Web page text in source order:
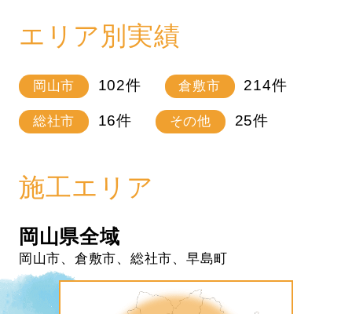
エリア別実績
岡山市 102件 倉敷市 214件
総社市 16件 その他 25件
施工エリア
岡山県全域
岡山市、倉敷市、総社市、早島町